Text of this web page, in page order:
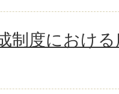
制度におけ